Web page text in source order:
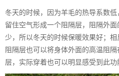
冬天的时候，因为羊毛的热导系数
留住空气形成一个阻隔层，阻隔外
少，所以冬天的时候保暖效果好；
阻隔层也可以将身体外面的高温阻
层，实际穿着也可以明显感受到此功